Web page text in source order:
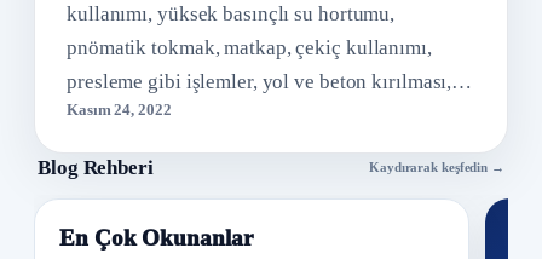
kullanımı, yüksek basınçlı su hortumu,
pnömatik tokmak, matkap, çekiç kullanımı,
presleme gibi işlemler, yol ve beton kırılması,…
Kasım 24, 2022
Blog Rehberi Kaydırarak keşfedin →
En Çok Okunanlar